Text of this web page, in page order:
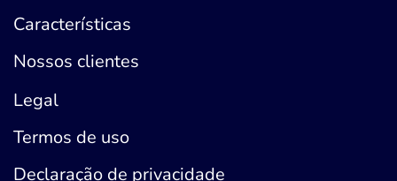
Características
Nossos clientes
Legal
Termos de uso
Declaração de privacidade